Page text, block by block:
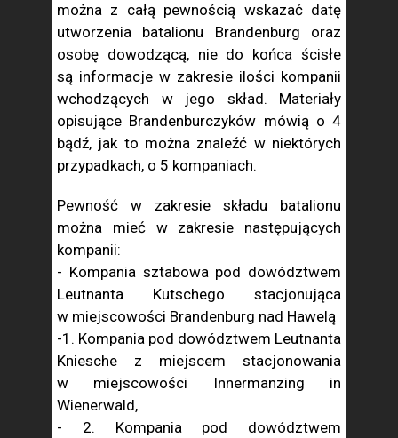
można z całą pewnością wskazać datę
utworzenia batalionu Brandenburg oraz
osobę dowodzącą, nie do końca ścisłe
są informacje w zakresie ilości kompanii
wchodzących w jego skład. Materiały
opisujące Brandenburczyków mówią o 4
bądź, jak to można znaleźć w niektórych
przypadkach, o 5 kompaniach.
Pewność w zakresie składu batalionu
można mieć w zakresie następujących
kompanii:
- Kompania sztabowa pod dowództwem
Leutnanta Kutschego stacjonująca
w miejscowości Brandenburg nad Hawelą
-1. Kompania pod dowództwem Leutnanta
Kniesche z miejscem stacjonowania
w miejscowości Innermanzing in
Wienerwald,
- 2. Kompania pod dowództwem